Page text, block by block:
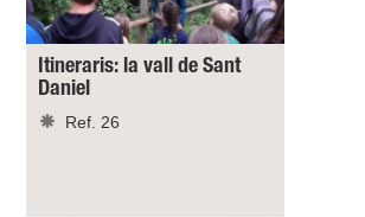
Itineraris: la vall de Sant
Daniel
Ref. 26